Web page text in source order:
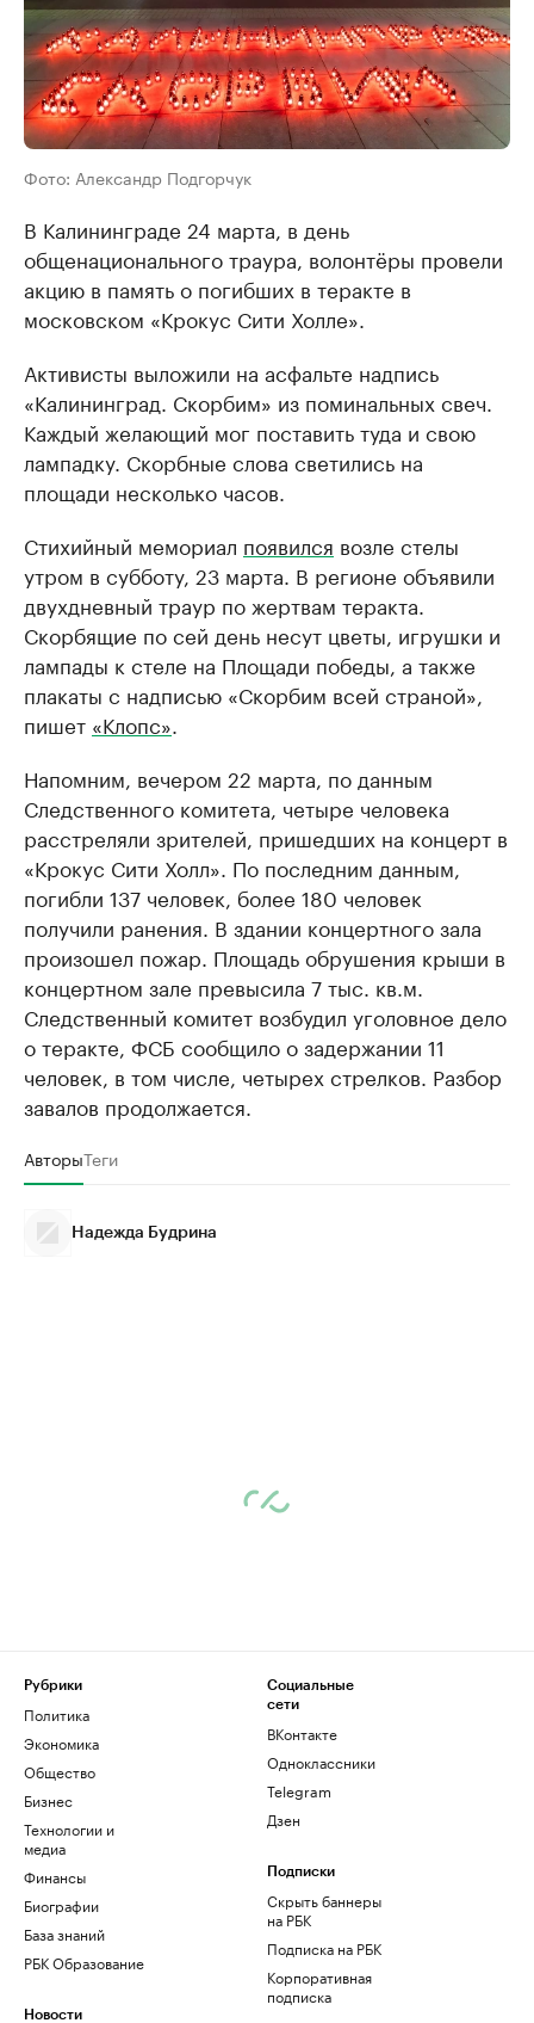
Фото: Александр Подгорчук
В Калининграде 24 марта, в день
общенационального траура, волонтёры провели
акцию в память о погибших в теракте в
московском «Крокус Сити Холле».
Активисты выложили на асфальте надпись
«Калининград. Скорбим» из поминальных свеч.
Каждый желающий мог поставить туда и свою
лампадку. Скорбные слова светились на
площади несколько часов.
Стихийный мемориал появился возле стелы
утром в субботу, 23 марта. В регионе объявили
двухдневный траур по жертвам теракта.
Скорбящие по сей день несут цветы, игрушки и
лампады к стеле на Площади победы, а также
плакаты с надписью «Скорбим всей страной»,
пишет «Клопс»
Напомним, вечером 22 марта, по данным
Следственного комитета, четыре человека
расстреляли зрителей, пришедших на концерт в
«Крокус Сити Холл». По последним данным,
погибли 137 человек, более 180 человек
получили ранения. В здании концертного зала
произошел пожар. Площадь обрушения крыши в
концертном зале превысила 7 тыс. кв.м.
Следственный комитет возбудил уголовное дело
о теракте, ФСБ сообщило о задержании 11
человек, в том числе, четырех стрелков. Разбор
завалов продолжается.
АвторыТеги
Надежда Будрина
Рубрики
Политика
Экономика
Общество
Бизнес
Технологии и
медиа
Финансы
Биографии
База знаний
РБК Образование
Новости
Социальные
сети
ВКонтакте
Одноклассники
Telegram
Дзен
Подписки
Скрыть баннеры
на РБК
Подписка на РБК
Корпоративная
подписка